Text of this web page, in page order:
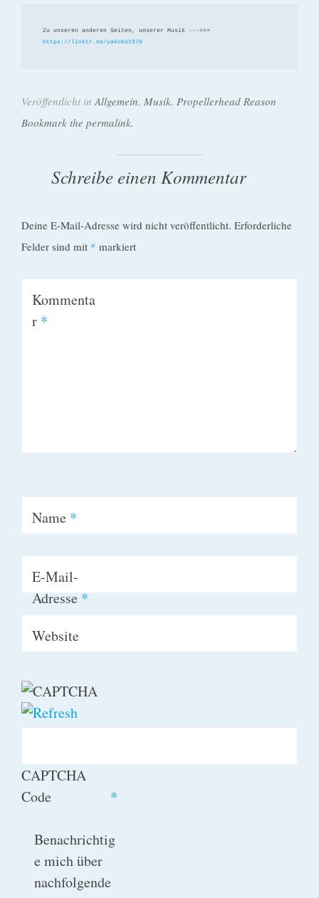
Zu unseren anderen Seiten, unserer Musik --->>>
https://linktr.ee/yakobo1970
Veröffentlicht inAllgemein, Musik, Propellerhead Reason
Bookmark the permalink.
Schreibe einen Kommentar
Deine E-Mail-Adresse wird nicht veröffentlicht. Erforderliche
Felder sind mit * markiert
Kommenta
r *
Name *
E-Mail-
Adresse*
Website
CAPTCHA
Code
*
Benachrichtig
e mich über
nachfolgende